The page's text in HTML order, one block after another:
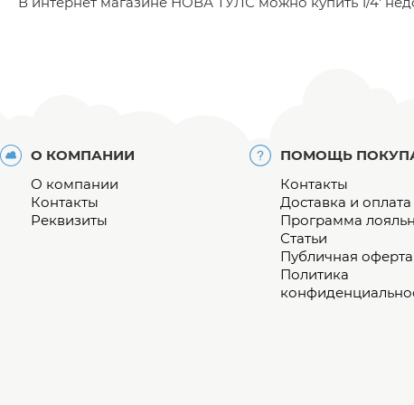
О КОМПАНИИ
О компании
Контакты
Реквизиты
ПОМОЩЬ
Контакты
Доставка и оплата
Программа
Статьи
Публичная оферта
Политика